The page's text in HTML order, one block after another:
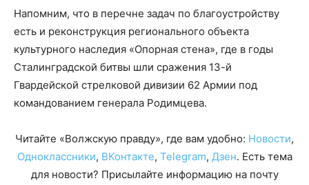
Напомним, что в перечне задач по благоустройству
есть и реконструкция регионального объекта
культурного наследия «Опорная стена», где в годы
Сталинградской битвы шли сражения 13-й
Гвардейской стрелковой дивизии 62 Армии под
командованием генерала Родимцева.
Читайте «Волжскую правду», где вам удобно: Новости,
Одноклассники, ВКонтакте, Telegram, Дзен. Есть тема
для новости? Присылайте информацию на почту